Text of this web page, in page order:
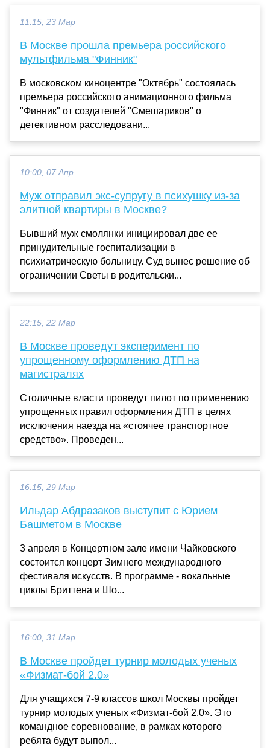
11:15, 23 Мар
В Москве прошла премьера российского
мультфильма "Финник"
В московском киноцентре "Октябрь" состоялась
премьера российского анимационного фильма
"Финник" от создателей "Смешариков" о
детективном расследовани...
10:00, 07 Апр
Муж отправил экс-супругу в психушку из-за
элитной квартиры в Москве?
Бывший муж смолянки инициировал две ее
принудительные госпитализации в
психиатрическую больницу. Суд вынес решение об
ограничении Светы в родительски...
22:15, 22 Мар
В Москве проведут эксперимент по
упрощенному оформлению ДТП на
магистралях
Столичные власти проведут пилот по применению
упрощенных правил оформления ДТП в целях
исключения наезда на «стоячее транспортное
средство». Проведен...
16:15, 29 Мар
Ильдар Абдразаков выступит с Юрием
Башметом в Москве
3 апреля в Концертном зале имени Чайковского
состоится концерт Зимнего международного
фестиваля искусств. В программе - вокальные
циклы Бриттена и Шо...
16:00, 31 Мар
В Москве пройдет турнир молодых ученых
«Физмат-бой 2.0»
Для учащихся 7-9 классов школ Москвы пройдет
турнир молодых ученых «Физмат-бой 2.0». Это
командное соревнование, в рамках которого
ребята будут выпол...